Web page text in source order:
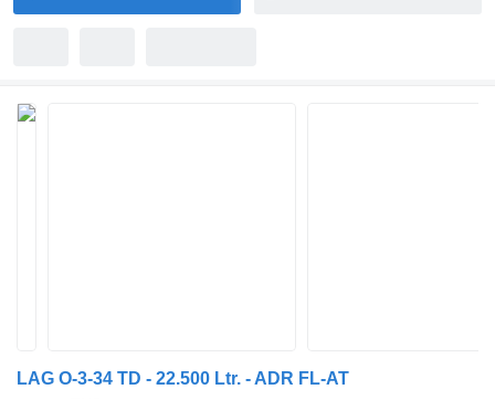
LAG O-3-34 TD - 22.500 Ltr. - ADR FL-AT